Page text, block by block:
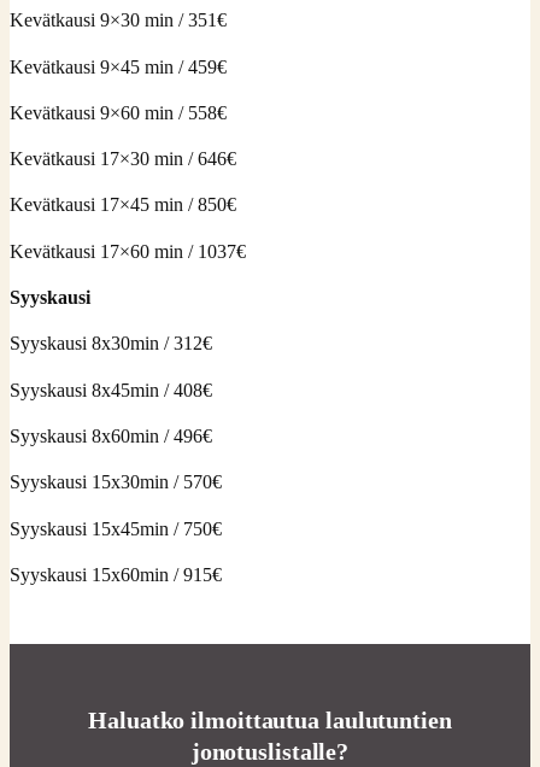
Kevätkausi 9×30 min / 351€
Kevätkausi 9×45 min / 459€
Kevätkausi 9×60 min / 558€
Kevätkausi 17×30 min / 646€
Kevätkausi 17×45 min / 850€
Kevätkausi 17×60 min / 1037€
Syyskausi
Syyskausi 8x30min / 312€
Syyskausi 8x45min / 408€
Syyskausi 8x60min / 496€
Syyskausi 15x30min / 570€
Syyskausi 15x45min / 750€
Syyskausi 15x60min / 915€
Haluatko ilmoittautua laulutuntien
jonotuslistalle?